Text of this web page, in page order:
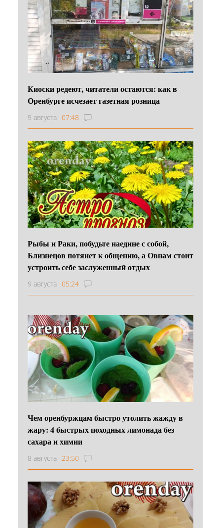
Киоски редеют, читатели остаются: как в
Оренбурге исчезает газетная розница
9 августа 07:48
Рыбы и Раки, побудьте наедине с собой,
Близнецов потянет к общению, а Овнам стоит
устроить себе заслуженный отдых
9 августа 05:24
Чем оренбуржцам быстро утолить жажду в
жару: 4 быстрых походных лимонада без
сахара и химии
8 августа 23:50